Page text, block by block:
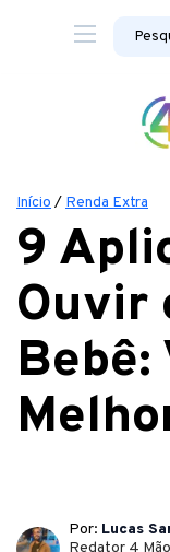
Início / Renda Extra
9
Ouvir
Bebê:
Por: Lucas
Redator 4